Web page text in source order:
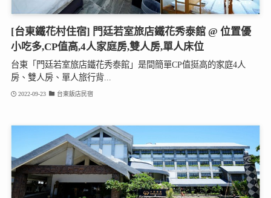
[台東鐵花村住宿] 門廷若室旅店鐵花秀泰館 @ 位置優
小吃多,CP值高,4人家庭房,雙人房,單人床位
台東「門廷若室旅店鐵花秀泰館」是間簡單CP值挺高的家庭4人
房、雙人房、單人旅行背...
2022-09-23 台東飯店民宿